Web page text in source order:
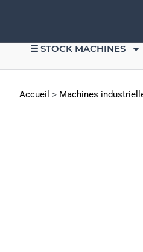
☰ STOCK MACHINES
Accueil > Machines